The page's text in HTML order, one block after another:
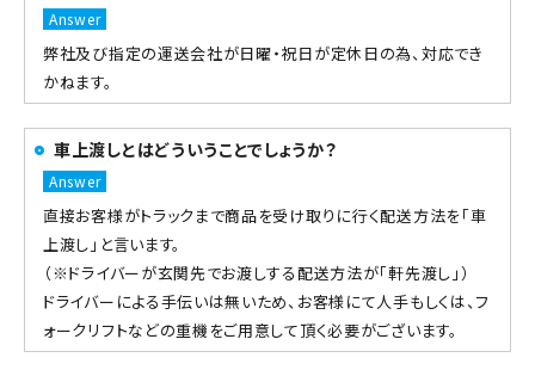
弊社及び指定の運送会社が日曜・祝日が定休日の為、対応でき
かねます。
車上渡しとはどういうことでしょうか？
直接お客様がトラックまで商品を受け取りに行く配送方法を「車
上渡し」と言います。
（※ドライバーが玄関先でお渡しする配送方法が「軒先渡し」）
ドライバーによる手伝いは無いため、お客様にて人手もしくは、フ
ォークリフトなどの重機をご用意して頂く必要がございます。